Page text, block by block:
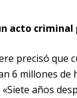
acto
precisó que
6 millones de
años